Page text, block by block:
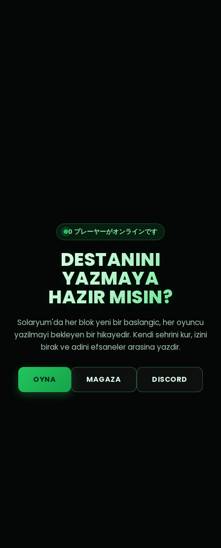
0 プレーヤーがオンラインです
DESTANINI
YAZMAYA
HAZIR MISIN?
Solaryum'da her blok yeni bir baslangic, her oyuncu
yazilmayi bekleyen bir hikayedir. Kendi sehrini kur, izini
birak ve adini efsaneler arasina yazdir.
OYNA MAGAZA DISCORD